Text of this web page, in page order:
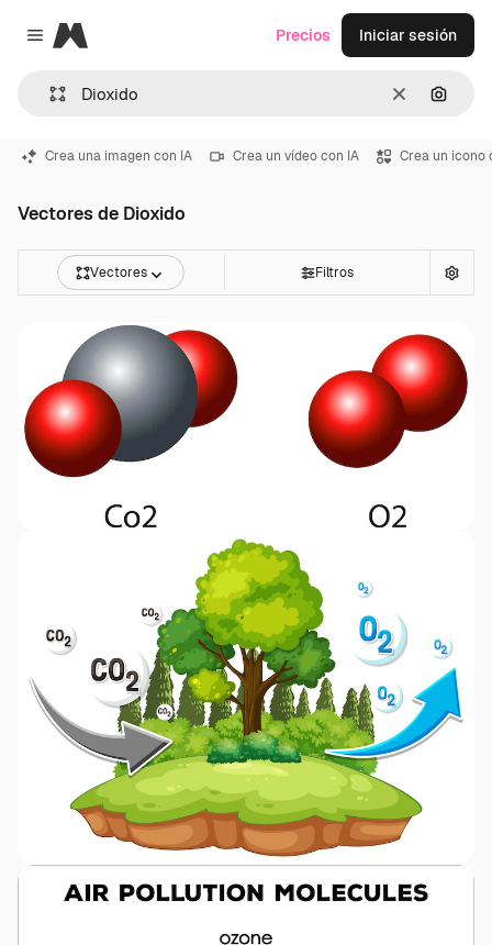
Close menu
Magnific
Borrar
Precios Iniciar sesión
Crea una imagen con IA Crea un vídeo con IA Crea un icono
Vectores de Dioxido
Vectores Filtros